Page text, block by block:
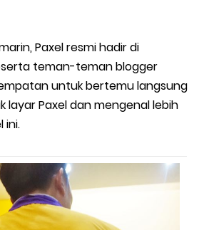
Paxel resmi hadir di
teman-teman blogger
untuk bertemu langsung
layar Paxel dan mengenal lebih
ini.